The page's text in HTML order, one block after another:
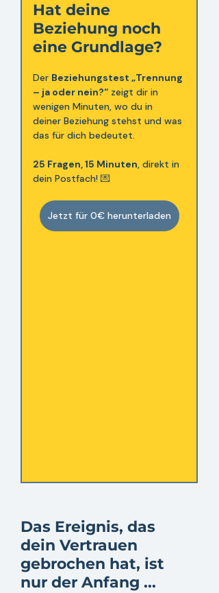
Hat deine
Beziehung noch
eine Grundlage?
Der Beziehungstest „Trennung
– ja oder nein?“ zeigt dir in
wenigen Minuten, wo du in
deiner Beziehung stehst und was
das für dich bedeutet.
25 Fragen, 15 Minuten, direkt in
dein Postfach! 💌
Jetzt für 0€ herunterladen
Das Ereignis, das
dein Vertrauen
gebrochen hat, ist
nur der Anfang ...